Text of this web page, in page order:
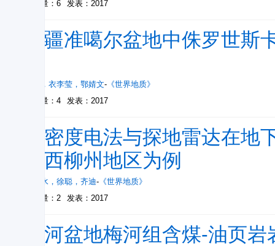
被引量：6
发表：2017
新疆准噶尔盆地中侏罗世
， 衣李莹 ， 鄂婧文- 《世界地质》
被引量：4
发表：2017
高密度电法与探地雷达在
广西柳州地区为例
于清水 ， 徐聪 ， 齐迪- 《世界地质》
被引量：2
发表：2017
梅河盆地梅河组含煤-油页